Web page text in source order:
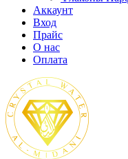
Аккаунт
Вход
Прайс
О нас
Оплата